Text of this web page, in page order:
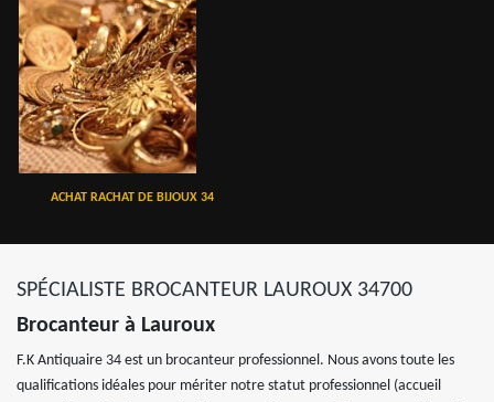
ACHAT RACHAT DE BIJOUX 34
SPÉCIALISTE BROCANTEUR LAUROUX 34700
Brocanteur à Lauroux
F.K Antiquaire 34 est un brocanteur professionnel. Nous avons toute les
qualifications idéales pour mériter notre statut professionnel (accueil